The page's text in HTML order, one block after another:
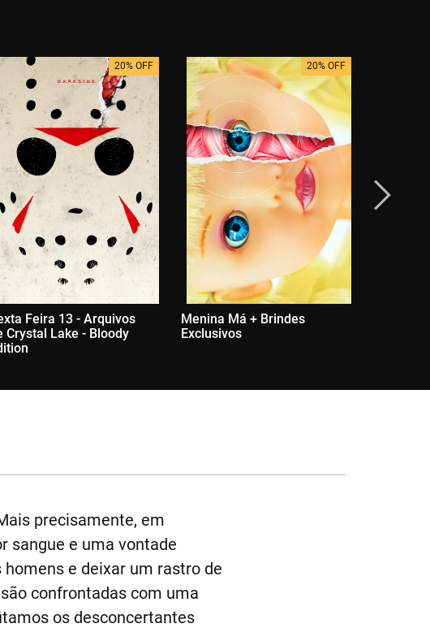
20% OFF
Feira 13 - Arquivos
Crystal Lake - Bloody
20% OFF
Menina Má + Brindes
Exclusivos
precisamente, em
sangue e uma vontade
e deixar um rastro de
confrontadas com uma
os desconcertantes